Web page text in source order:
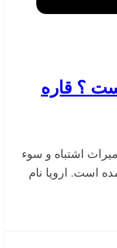
؟ قاره
از میراث اشتباه و سوء
است. اروپا نام